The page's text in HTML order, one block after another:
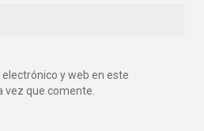
y web en este
vez que comente.